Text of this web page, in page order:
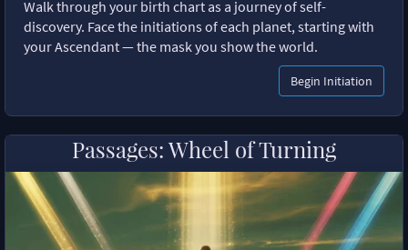
Walk through your birth chart as a journey of self-
discovery. Face the initiations of each planet, starting with
your Ascendant — the mask you show the world.
Begin Initiation
Passages: Wheel of Turning